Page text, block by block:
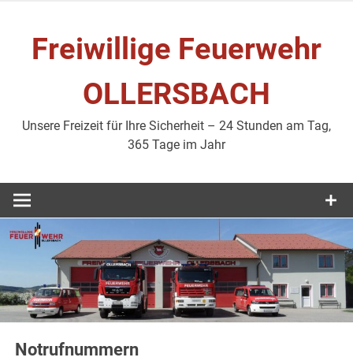
springenFreiwillige Feuerwehr
OLLERSBACH
Unsere Freizeit für Ihre Sicherheit – 24 Stunden am Tag,
365 Tage im Jahr
Notrufnummern